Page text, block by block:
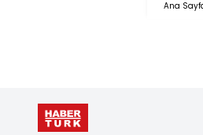
Ana